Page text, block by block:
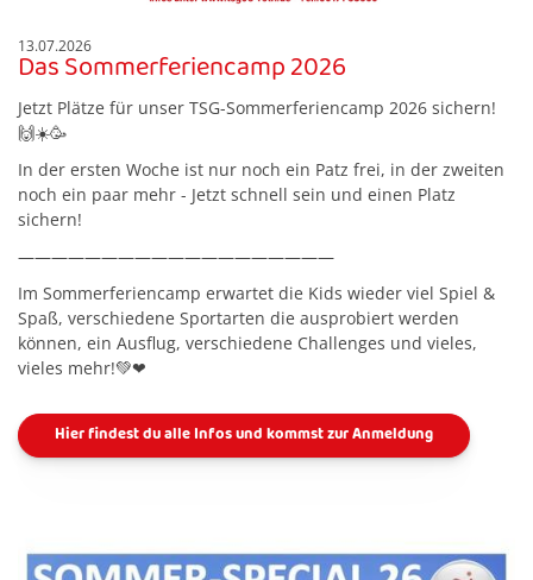
13.07.2026
Das Sommerferiencamp 2026
Jetzt Plätze für unser TSG-Sommerferiencamp 2026 sichern!
🙌☀️🥳
In der ersten Woche ist nur noch ein Patz frei, in der zweiten
noch ein paar mehr - Jetzt schnell sein und einen Platz
sichern!
———————————————————
Im Sommerferiencamp erwartet die Kids wieder viel Spiel &
Spaß, verschiedene Sportarten die ausprobiert werden
können, ein Ausflug, verschiedene Challenges und vieles,
vieles mehr!💚❤
Hier findest du alle Infos und kommst zur Anmeldung